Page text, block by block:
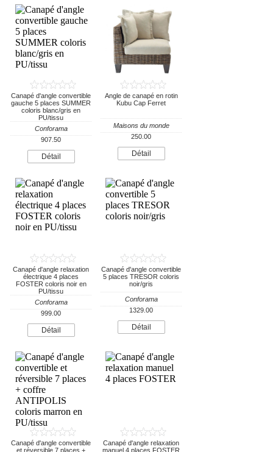
Canapé d'angle convertible
gauche 5 places SUMMER
coloris blanc/gris en
PU/tissu
Conforama
907.50
Détail
Angle de canapé en rotin
Kubu Cap Ferret
Maisons du monde
250.00
Détail
Canapé d'angle relaxation
électrique 4 places
FOSTER coloris noir en
PU/tissu
Conforama
999.00
Détail
Canapé d'angle convertible
5 places TRESOR coloris
noir/gris
Conforama
1329.00
Détail
Canapé d'angle convertible
et réversible 7 places +
Canapé d'angle relaxation
manuel 4 places FOSTER